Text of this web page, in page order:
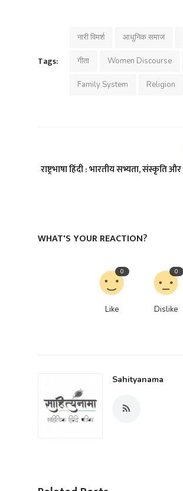
Tags:
नारी विमर्श आधुनिक समाज
गीता Women Discourse
Family System Religion
राष्ट्रभाषा हिंदी : भारतीय सभ्यता, संस्कृति और
WHAT'S YOUR REACTION?
Like
0
Dislike
0
Sahityanama